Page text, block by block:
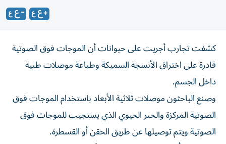
كشفت تجارب أجريت على حيوانات أن الموجات فوق الصوتية
قادرة على اختراق الأنسجة السميكة وطباعة موصلات طبية
داخل الجسم.
وصنع الباحثون موصلات ثلاثية الأبعاد باستخدام الموجات فوق
الصوتية المركزة والحبر الحيوي الذي يستجيب للموجات فوق
الصوتية ويتم توصيلها عن طريق الحقن أو القسطرة.